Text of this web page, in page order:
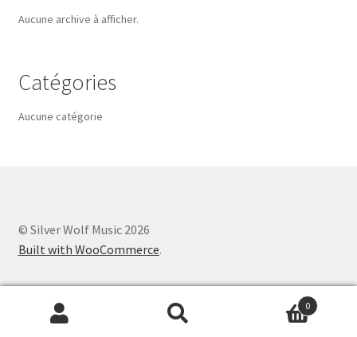
Aucune archive à afficher.
Catégories
Aucune catégorie
© Silver Wolf Music 2026
Built with WooCommerce.
Recherche
Recherche
0